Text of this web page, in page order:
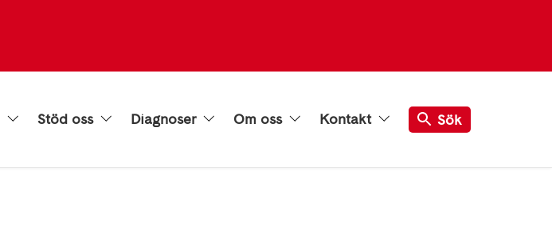
Stöd oss Diagnoser Om oss Kontakt Sök